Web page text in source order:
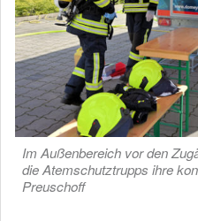
Im Außenbereich vor den
die Atemschutztrupps ihre
Preuschoff